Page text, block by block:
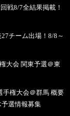
戦8/7全結果掲載！
チーム出場！8/8～
大会 関東予選＠東
手権大会＠群馬 概要
選情報募集